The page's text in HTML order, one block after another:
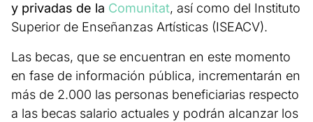
y privadas de la Comunitat, así como del Instituto
Superior de Enseñanzas Artísticas (ISEACV).
Las becas, que se encuentran en este momento
en fase de información pública, incrementarán en
más de 2.000 las personas beneficiarias respecto
a las becas salario actuales y podrán alcanzar los